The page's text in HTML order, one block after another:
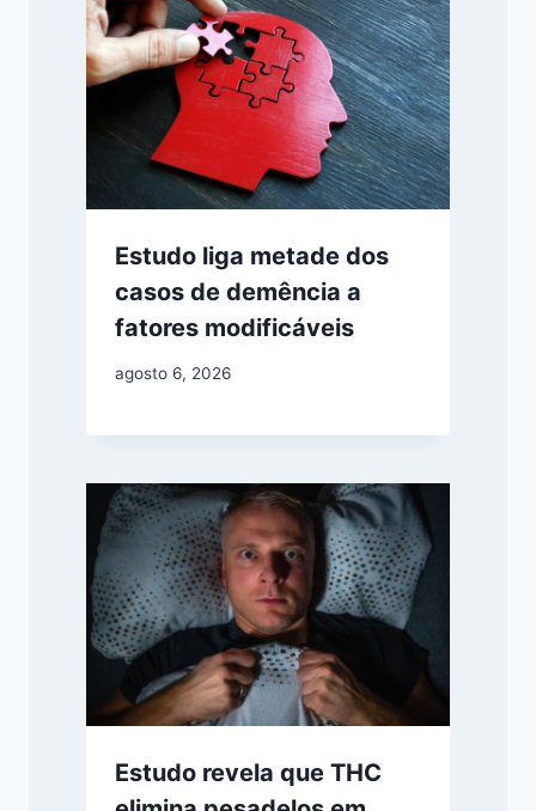
Estudo liga metade dos
casos de demência a
fatores modificáveis
agosto 6, 2026
Estudo revela que THC